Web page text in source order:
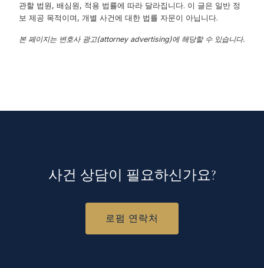
관할 법원, 배심원, 적용 법률에 따라 달라집니다. 이 글은 일반 정
보 제공 목적이며, 개별 사건에 대한 법률 자문이 아닙니다.
본 페이지는 변호사 광고(attorney advertising)에 해당할 수 있습니다.
사건 상담이 필요하신가요?
로펌 연락처